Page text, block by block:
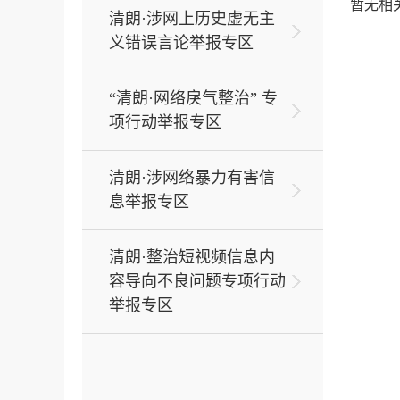
区
清朗·涉网上历史虚无主
义错误言论举报专区
“清朗·网络戾气整治” 专
项行动举报专区
清朗·涉网络暴力有害信
息举报专区
清朗·整治短视频信息内
容导向不良问题专项行动
举报专区
暂无相